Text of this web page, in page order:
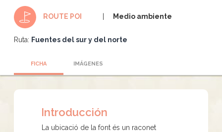
ROUTE POI Medio ambiente
Ruta: Fuentes del sur y del norte
FICHA IMÁGENES
Introducción
La ubicació de la font és un raconet